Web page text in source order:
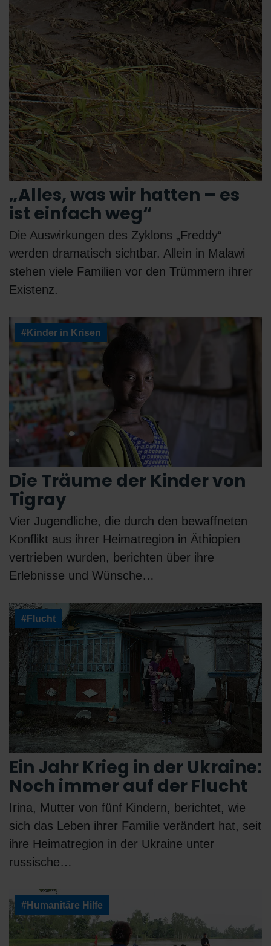
„Alles, was wir hatten – es
ist einfach weg“
Die Auswirkungen des Zyklons „Freddy“
werden dramatisch sichtbar. Allein in Malawi
stehen viele Familien vor den Trümmern ihrer
Existenz.
#Kinder in Krisen
Die Träume der Kinder von
Tigray
Vier Jugendliche, die durch den bewaffneten
Konflikt aus ihrer Heimatregion in Äthiopien
vertrieben wurden, berichten über ihre
Erlebnisse und Wünsche…
#Flucht
Ein Jahr Krieg in der Ukraine:
Noch immer auf der Flucht
Irina, Mutter von fünf Kindern, berichtet, wie
sich das Leben ihrer Familie verändert hat, seit
ihre Heimatregion in der Ukraine unter
russische…
#Humanitäre Hilfe